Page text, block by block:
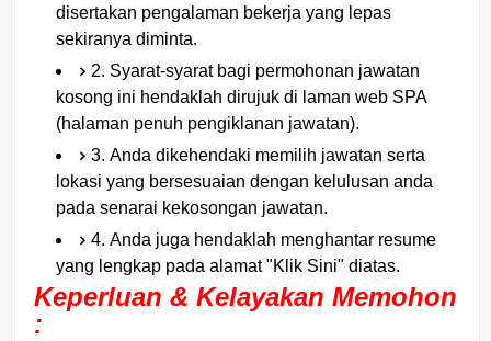
disertakan pengalaman bekerja yang lepas
sekiranya diminta.
2. Syarat-syarat bagi permohonan jawatan
kosong ini hendaklah dirujuk di laman web SPA
(halaman penuh pengiklanan jawatan).
3. Anda dikehendaki memilih jawatan serta
lokasi yang bersesuaian dengan kelulusan anda
pada senarai kekosongan jawatan.
4. Anda juga hendaklah menghantar resume
yang lengkap pada alamat "Klik Sini" diatas.
Keperluan & Kelayakan Memohon
: